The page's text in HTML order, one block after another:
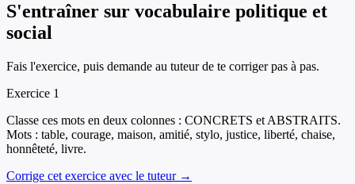
S'entraîner sur vocabulaire politique et
social
Fais l'exercice, puis demande au tuteur de te corriger pas à pas.
Exercice 1
Classe ces mots en deux colonnes : CONCRETS et ABSTRAITS.
Mots : table, courage, maison, amitié, stylo, justice, liberté, chaise,
honnêteté, livre.
Corrige cet exercice avec le tuteur →